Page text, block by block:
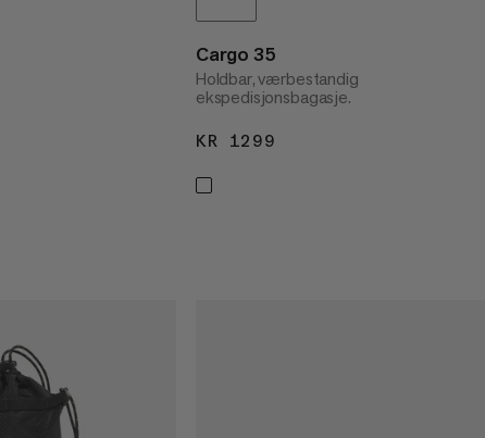
Cargo 35
Holdbar, værbestandig
ekspedisjonsbagasje.
KR 1299